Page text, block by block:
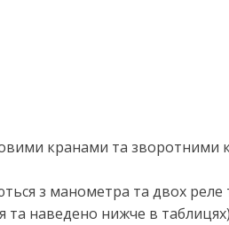
кранами та зворотними
з манометра та двох реле
та наведено нижче в